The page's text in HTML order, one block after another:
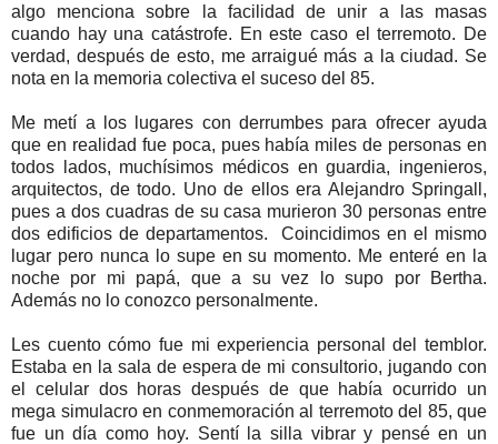
algo menciona sobre la facilidad de unir a las masas
cuando hay una catástrofe. En este caso el terremoto. De
verdad, después de esto, me arraigué más a la ciudad. Se
nota en la memoria colectiva el suceso del 85.
Me metí a los lugares con derrumbes para ofrecer ayuda
que en realidad fue poca, pues había miles de personas en
todos lados, muchísimos médicos en guardia, ingenieros,
arquitectos, de todo. Uno de ellos era Alejandro Springall,
pues a dos cuadras de su casa murieron 30 personas entre
dos edificios de departamentos. Coincidimos en el mismo
lugar pero nunca lo supe en su momento. Me enteré en la
noche por mi papá, que a su vez lo supo por Bertha.
Además no lo conozco personalmente.
Les cuento cómo fue mi experiencia personal del temblor.
Estaba en la sala de espera de mi consultorio, jugando con
el celular dos horas después de que había ocurrido un
mega simulacro en conmemoración al terremoto del 85, que
fue un día como hoy. Sentí la silla vibrar y pensé en un